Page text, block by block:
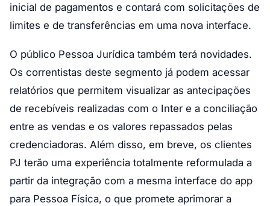
inicial de pagamentos e contará com solicitações de
limites e de transferências em uma nova interface.
O público Pessoa Jurídica também terá novidades.
Os correntistas deste segmento já podem acessar
relatórios que permitem visualizar as antecipações
de recebíveis realizadas com o Inter e a conciliação
entre as vendas e os valores repassados pelas
credenciadoras. Além disso, em breve, os clientes
PJ terão uma experiência totalmente reformulada a
partir da integração com a mesma interface do app
para Pessoa Física, o que promete aprimorar a